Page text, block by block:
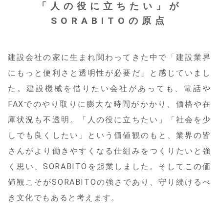
「人の役に立ちたい」が
SORABITOの原点
建設会社の家に生まれ関わってきた中で「建設業界
にもっと便利さと透明性が必要だ」と感じていまし
た。建設機械を借りたい会社があっても、電話や
FAXでのやり取りに膨大な時間がかかり、価格や在
庫状況も不透明。「人の役に立ちたい」「社会を少
しでも良くしたい」という価値観のもと、業界の皆
さんがより働きやすくなる仕組みをつくりたいと強
く思い、SORABITOを起業しました。そしてこの価
値観こそがSORABITOの強さであり、守り続けるべ
き文化でもあると考えます。